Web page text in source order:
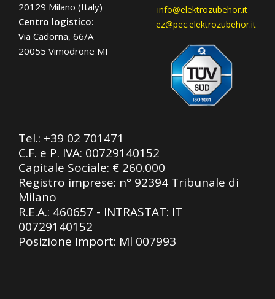
20129 Milano (Italy)
Centro logistico:
Via Cadorna, 66/A
20055 Vimodrone MI
info@elektrozubehor.it
ez@pec.elektrozubehor.it
Tel.: +39 02 701471
C.F. e P. IVA: 00729140152
Capitale Sociale: € 260.000
Registro imprese: n° 92394 Tribunale di
Milano
R.E.A.: 460657 - INTRASTAT: IT
00729140152
Posizione Import: Ml 007993